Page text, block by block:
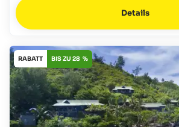
Details
RABATT BIS ZU 28 %